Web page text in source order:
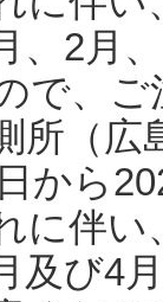
、2月
で、
所（
から
に伴い
及び4